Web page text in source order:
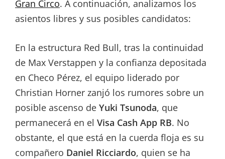
Gran Circo. A continuación, analizamos los
asientos libres y sus posibles candidatos:
En la estructura Red Bull, tras la continuidad
de Max Verstappen y la confianza depositada
en Checo Pérez, el equipo liderado por
Christian Horner zanjó los rumores sobre un
posible ascenso de Yuki Tsunoda, que
permanecerá en el Visa Cash App RB. No
obstante, el que está en la cuerda floja es su
compañero Daniel Ricciardo, quien se ha